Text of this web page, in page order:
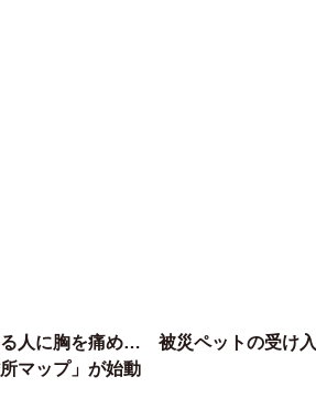
人に胸を痛め… 被災ペットの受け入
マップ」が始動